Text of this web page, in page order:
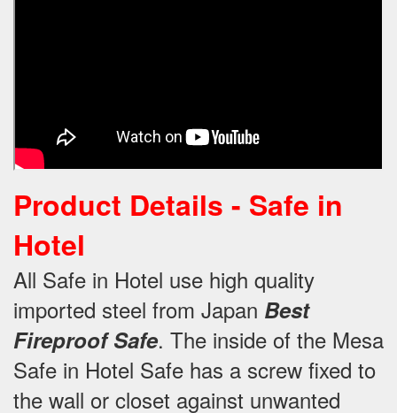
Product Details - Safe in
Hotel
All Safe in Hotel use high quality
imported steel from Japan Best
Fireproof Safe. The inside of the Mesa
Safe in Hotel Safe has a screw fixed to
the wall or closet against unwanted